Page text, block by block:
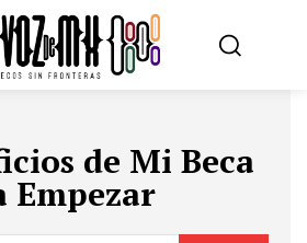
de Mi Beca
Empezar